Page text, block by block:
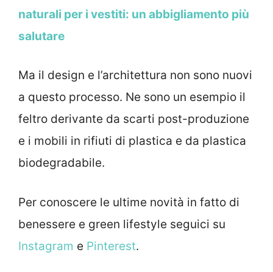
naturali per i vestiti: un abbigliamento più
salutare
Ma il design e l’architettura non sono nuovi
a questo processo. Ne sono un esempio il
feltro derivante da scarti post-produzione
e i mobili in rifiuti di plastica e da plastica
biodegradabile.
Per conoscere le ultime novità in fatto di
benessere e green lifestyle seguici su
Instagram e Pinterest.